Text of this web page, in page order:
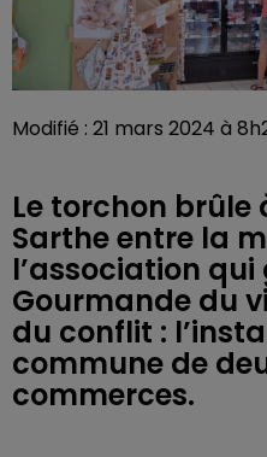
Modifié : 21 mars 2024 à
Le torchon brûle
Sarthe entre la
l’association qui
Gourmande du
du conflit :
commune de
commerces.